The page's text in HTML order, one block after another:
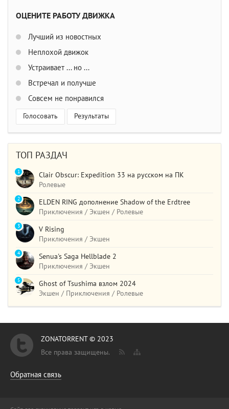
ОЦЕНИТЕ РАБОТУ ДВИЖКА
Лучший из новостных
Неплохой движок
Устраивает ... но ...
Встречал и получше
Совсем не понравился
Голосовать Результаты
ТОП РАЗДАЧ
Clair Obscur: Expedition 33 на русском на ПК
Ролевые
1
ELDEN RING дополнение Shadow of the Erdtree
Приключения / Экшен / Ролевые
2
V Rising
Приключения / Экшен
3
Senua's Saga Hellblade 2
Приключения / Экшен
4
Ghost of Tsushima взлом 2024
Экшен / Приключения / Ролевые
5
ZONATORRENT © 2023
Все права защищены.
Обратная связь